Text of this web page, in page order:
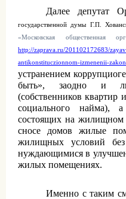
Далее депутат
государственной думы Г.П.
«Московская общественная
http://zaprava.ru/201102172683/
antikonstituczionnom-izmenenii-
устранением
быть», заодно и
(собственников
социального найма),
состоящих на
сносе домов жилые
жилищных условий
нуждающимися в
жилых помещениях.
Именно с таким